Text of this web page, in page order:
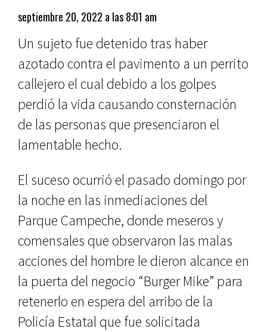
septiembre 20, 2022 a las 8:01 am
Un sujeto fue detenido tras haber
azotado contra el pavimento a un perrito
callejero el cual debido a los golpes
perdió la vida causando consternación
de las personas que presenciaron el
lamentable hecho.
El suceso ocurrió el pasado domingo por
la noche en las inmediaciones del
Parque Campeche, donde meseros y
comensales que observaron las malas
acciones del hombre le dieron alcance en
la puerta del negocio “Burger Mike” para
retenerlo en espera del arribo de la
Policía Estatal que fue solicitada